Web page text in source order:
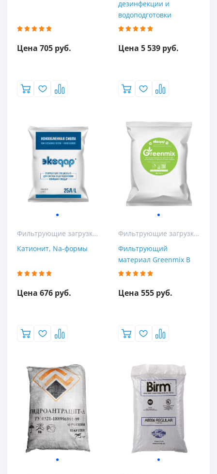
Цена 705 руб.
дезинфекции и
водоподготовки
Цена 5 539 руб.
Фильтрующие загрузки для колонных и кабинетных фильтров
Катионит, Na-формы
Цена 676 руб.
Фильтрующие загрузки для колонных и кабинетных фильтров
Фильтрующий
материал Greenmix B
Цена 555 руб.